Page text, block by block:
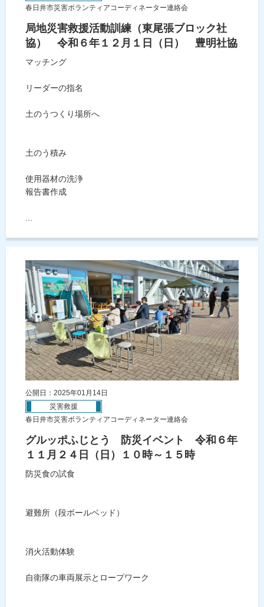
春日井市災害ボランティアコーディネーター連絡会
局地災害救援活動訓練（東尾張ブロック社
協） 令和６年１２月１日（日） 豊明社協
マッチング
リーダーの指名
土のうつくり場所へ
土のう積み
使用器材の洗浄
報告書作成
...
公開日：2025年01月14日
災害救援
春日井市災害ボランティアコーディネーター連絡会
グルッポふじとう 防災イベント 令和６年
１１月２４日（日）１０時～１５時
防災食の試食
避難所（段ボールベッド）
消火活動体験
自衛隊の車両展示とロープワーク